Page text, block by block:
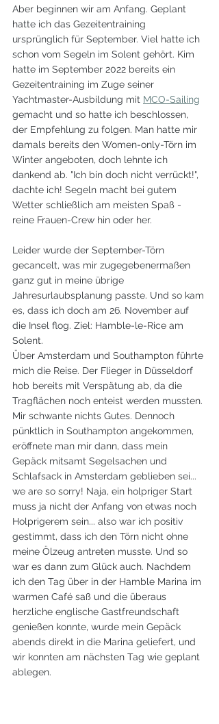
Aber beginnen wir am Anfang. Geplant
hatte ich das Gezeitentraining
ursprünglich für September. Viel hatte ich
schon vom Segeln im Solent gehört. Kim
hatte im September 2022 bereits ein
Gezeitentraining im Zuge seiner
Yachtmaster-Ausbildung mit MCO-Sailing
gemacht und so hatte ich beschlossen,
der Empfehlung zu folgen. Man hatte mir
damals bereits den Women-only-Törn im
Winter angeboten, doch lehnte ich
dankend ab. "Ich bin doch nicht verrückt!",
dachte ich! Segeln macht bei gutem
Wetter schließlich am meisten Spaß -
reine Frauen-Crew hin oder her.
Leider wurde der September-Törn
gecancelt, was mir zugegebenermaßen
ganz gut in meine übrige
Jahresurlaubsplanung passte. Und so kam
es, dass ich doch am 26. November auf
die Insel flog. Ziel: Hamble-le-Rice am
Solent.
Über Amsterdam und Southampton führte
mich die Reise. Der Flieger in Düsseldorf
hob bereits mit Verspätung ab, da die
Tragflächen noch enteist werden mussten.
Mir schwante nichts Gutes. Dennoch
pünktlich in Southampton angekommen,
eröffnete man mir dann, dass mein
Gepäck mitsamt Segelsachen und
Schlafsack in Amsterdam geblieben sei...
we are so sorry! Naja, ein holpriger Start
muss ja nicht der Anfang von etwas noch
Holprigerem sein... also war ich positiv
gestimmt, dass ich den Törn nicht ohne
meine Ölzeug antreten musste. Und so
war es dann zum Glück auch. Nachdem
ich den Tag über in der Hamble Marina im
warmen Café saß und die überaus
herzliche englische Gastfreundschaft
genießen konnte, wurde mein Gepäck
abends direkt in die Marina geliefert, und
wir konnten am nächsten Tag wie geplant
ablegen.